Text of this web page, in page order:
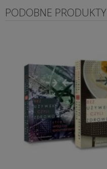
PODOBNE PRODUKTY